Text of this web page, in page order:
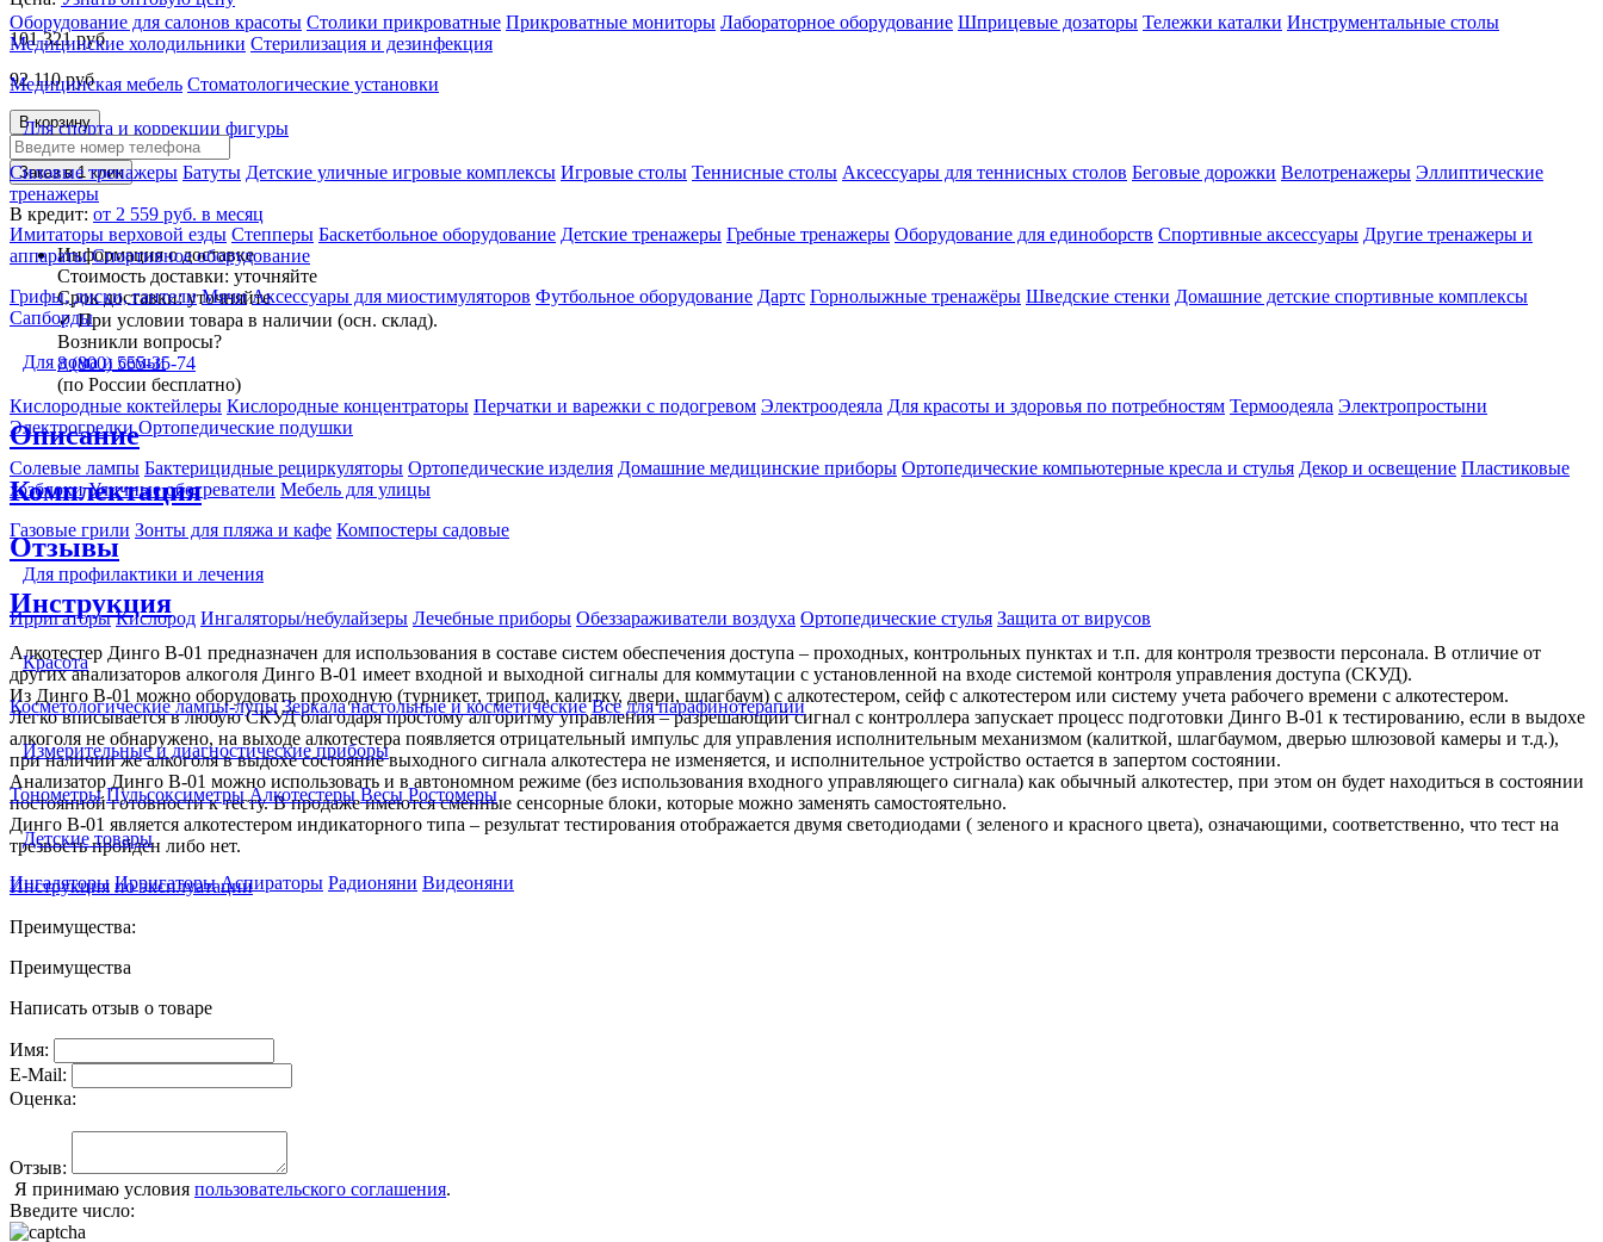
Оборудование для салонов красоты Столики прикроватные Прикроватные мониторы Лабораторное оборудование Шприцевые дозаторы Тележки каталки Инструментальные столы
Медицинские холодильники Стерилизация и дезинфекция
Медицинская мебель Стоматологические установки
Для спорта и коррекции фигуры
Силовые тренажеры Батуты Детские уличные игровые комплексы Игровые столы Теннисные столы Аксессуары для теннисных столов Беговые дорожки Велотренажеры Эллиптические
тренажеры
Имитаторы верховой езды Степперы Баскетбольное оборудование Детские тренажеры Гребные тренажеры Оборудование для единоборств Спортивные аксессуары Другие тренажеры и
аппараты Спортивное оборудование
Грифы, диски, гантели Мячи Аксессуары для миостимуляторов Футбольное оборудование Дартс Горнолыжные тренажёры Шведские стенки Домашние детские спортивные комплексы
Сапборды
Для дома и семьи
Кислородные коктейлеры Кислородные концентраторы Перчатки и варежки с подогревом Электроодеяла Для красоты и здоровья по потребностям Термоодеяла Электропростыни
Электрогрелки Ортопедические подушки
Солевые лампы Бактерицидные рециркуляторы Ортопедические изделия Домашние медицинские приборы Ортопедические компьютерные кресла и стулья Декор и освещение Пластиковые
хозблоки Уличные обогреватели Мебель для улицы
Газовые грили Зонты для пляжа и кафе Компостеры садовые
Для профилактики и лечения
Ирригаторы Кислород Ингаляторы/небулайзеры Лечебные приборы Обеззараживатели воздуха Ортопедические стулья Защита от вирусов
Красота
Косметологические лампы-лупы Зеркала настольные и косметические Все для парафинотерапии
Измерительные и диагностические приборы
Тонометры Пульсоксиметры Алкотестеры Весы Ростомеры
Детские товары
Ингаляторы Ирригаторы Аспираторы Радионяни Видеоняни
101 321руб
92 110руб
В корзину
Заказ в 1 клик
В кредит: от 2 559 руб. в месяц
Информация о доставке
Стоимость доставки: уточняйте
Срок доставки: уточняйте
✓При условии товара в наличии (осн. склад).
Возникли вопросы?
8 (800) 555-35-74
(по России бесплатно)
Описание
Комплектация
Отзывы
Инструкция
Алкотестер Динго В-01 предназначен для использования в составе систем обеспечения доступа – проходных, контрольных пунктах и т.п. для контроля трезвости персонала. В отличие от
других анализаторов алкоголя Динго В-01 имеет входной и выходной сигналы для коммутации с установленной на входе системой контроля управления доступа (СКУД).
Из Динго В-01 можно оборудовать проходную (турникет, трипод, калитку, двери, шлагбаум) с алкотестером, сейф с алкотестером или систему учета рабочего времени с алкотестером.
Легко вписывается в любую СКУД благодаря простому алгоритму управления – разрешающий сигнал с контроллера запускает процесс подготовки Динго В-01 к тестированию, если в выдохе
алкоголя не обнаружено, на выходе алкотестера появляется отрицательный импульс для управления исполнительным механизмом (калиткой, шлагбаумом, дверью шлюзовой камеры и т.д.),
при наличии же алкоголя в выдохе состояние выходного сигнала алкотестера не изменяется, и исполнительное устройство остается в запертом состоянии.
Анализатор Динго В-01 можно использовать и в автономном режиме (без использования входного управляющего сигнала) как обычный алкотестер, при этом он будет находиться в состоянии
постоянной готовности к тесту. В продаже имеются сменные сенсорные блоки, которые можно заменять самостоятельно.
Динго В-01 является алкотестером индикаторного типа – результат тестирования отображается двумя светодиодами ( зеленого и красного цвета), означающими, соответственно, что тест на
трезвость пройден либо нет.
Инструкция по эксплуатации
Преимущества:
Преимущества
Написать отзыв о товаре
Имя:
E-Mail:
Оценка:
Отзыв:
Я принимаю условия пользовательского соглашения.
Введите число: